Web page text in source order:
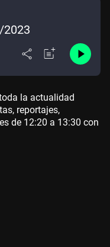
2023
la actualidad
reportajes,
de 12:20 a 13:30 con